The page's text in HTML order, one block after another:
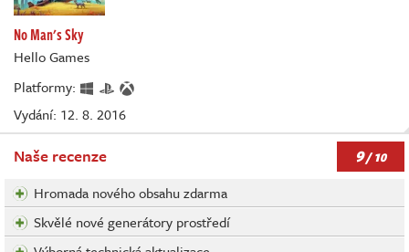
No Man's Sky
Hello Games
Platformy:
Vydání: 12. 8. 2016
Naše recenze 9/ 10
Hromada nového obsahu zdarma
Skvělé nové generátory prostředí